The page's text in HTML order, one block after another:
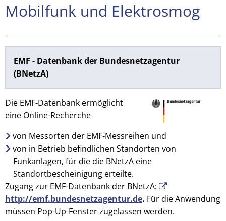
Mobilfunk
und
Elektrosmog
Mobilfunk und Elektrosmog
EMF - Datenbank der Bundesnetzagentur
(BNetzA)
Die EMF-Datenbank ermöglicht
eine Online-Recherche
von Messorten der EMF-Messreihen und
von in Betrieb befindlichen Standorten von
Funkanlagen, für die die BNetzA eine
Standortbescheinigung erteilte.
Zugang zur EMF-Datenbank der BNetzA:
http://emf.bundesnetzagentur.de. Für die Anwendung
müssen Pop-Up-Fenster zugelassen werden.